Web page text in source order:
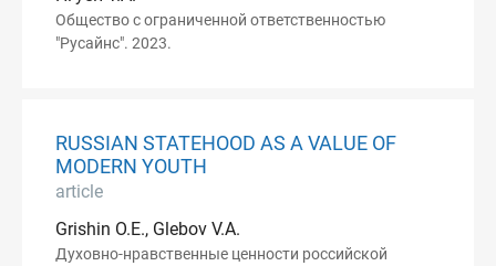
Общество с ограниченной ответственностью
"Русайнс". 2023.
RUSSIAN STATEHOOD AS A VALUE OF
MODERN YOUTH
article
Grishin O.E., Glebov V.A.
Духовно-нравственные ценности российской